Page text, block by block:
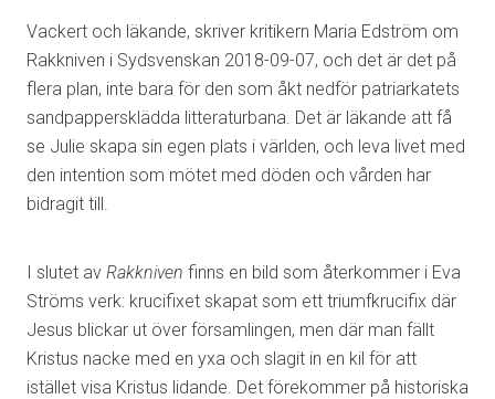
Vackert och läkande, skriver kritikern Maria Edström om
Rakkniven i Sydsvenskan 2018-09-07, och det är det på
flera plan, inte bara för den som åkt nedför patriarkatets
sandpappersklädda litteraturbana. Det är läkande att få
se Julie skapa sin egen plats i världen, och leva livet med
den intention som mötet med döden och vården har
bidragit till.
I slutet av Rakkniven finns en bild som återkommer i Eva
Ströms verk: krucifixet skapat som ett triumfkrucifix där
Jesus blickar ut över församlingen, men där man fällt
Kristus nacke med en yxa och slagit in en kil för att
istället visa Kristus lidande. Det förekommer på historiska